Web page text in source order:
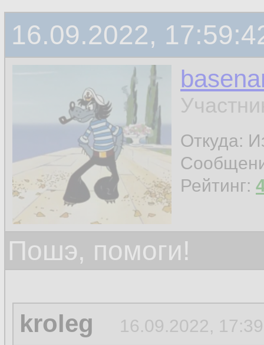
16.09.2022,
Откуда:
Рейтинг:
Пошэ, помоги!
kroleg 16.09.2022,